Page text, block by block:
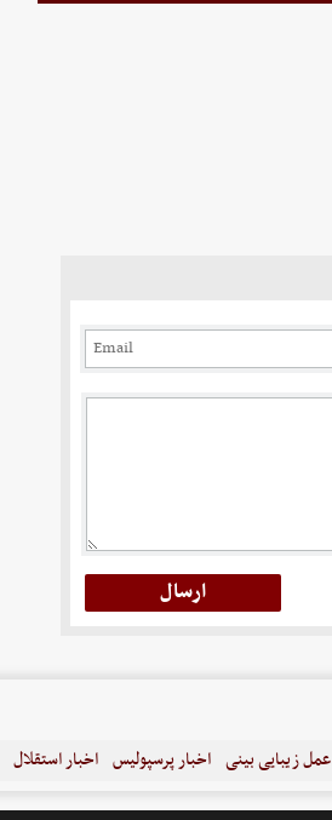
عمل زیبایی بینی اخبار پرسپولیس اخبار استقلال